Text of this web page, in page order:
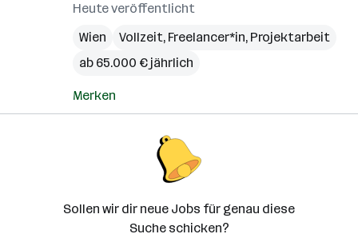
Heute veröffentlicht
Wien
Vollzeit, Freelancer*in, Projektarbeit
ab 65.000 € jährlich
Merken
Sollen wir dir neue Jobs für genau diese
Suche schicken?